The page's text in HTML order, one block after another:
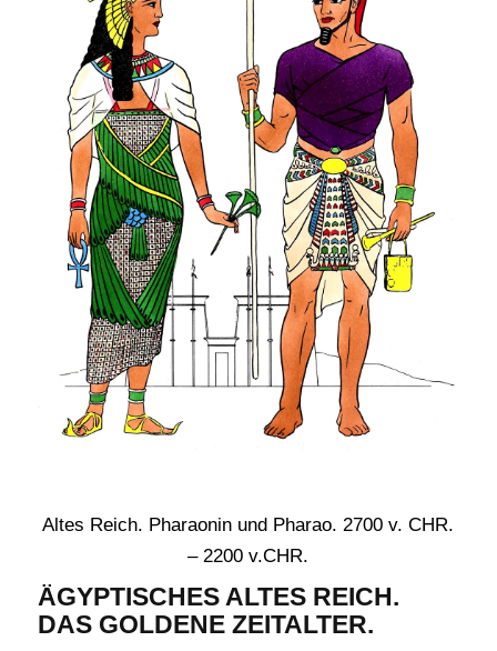
Altes Reich. Pharaonin und Pharao. 2700 v. CHR.
– 2200 v.CHR.
ÄGYPTISCHES ALTES REICH.
DAS GOLDENE ZEITALTER.